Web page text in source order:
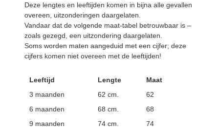
Deze lengtes en leeftijden komen in bijna alle gevallen
overeen, uitzonderingen daargelaten.
Vandaar dat de volgende maat-tabel betrouwbaar is –
zoals gezegd, een uitzondering daargelaten.
Soms worden maten aangeduid met een cijfer; deze
cijfers komen niet overeen met de leeftijden!
Leeftijd Lengte
Maat
3 maanden
62 cm.
62
6 maanden
68 cm.
68
9 maanden
74 cm.
74